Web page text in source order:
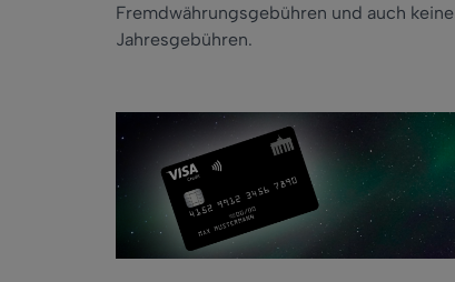
Fremdwährungsgebühren und auch keine
Jahresgebühren.